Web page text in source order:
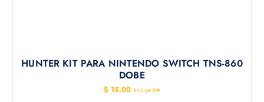
HUNTER KIT PARA NINTENDO SWITCH TNS-860
DOBE
$ 15.00 Incluye IVA